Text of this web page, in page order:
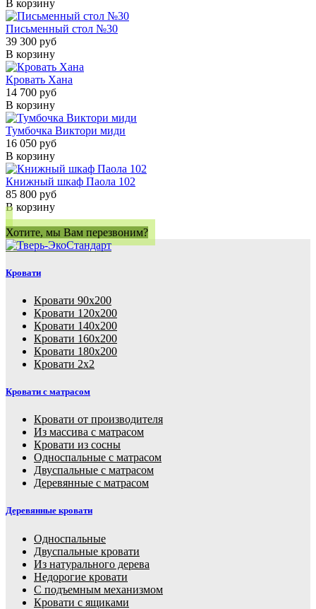
В корзину
Письменный стол №30
39 300 руб
В корзину
Кровать Хана
14 700 руб
В корзину
Тумбочка Виктори миди
16 050 руб
В корзину
Книжный шкаф Паола 102
85 800 руб
В корзину
Хотите, мы Вам перезвоним?
Кровати
Кровати 90х200
Кровати 120х200
Кровати 140х200
Кровати 160х200
Кровати 180х200
Кровати 2х2
Кровати с матрасом
Кровати от производителя
Из массива с матрасом
Кровати из сосны
Односпальные с матрасом
Двуспальные с матрасом
Деревянные с матрасом
Деревянные кровати
Односпальные
Двуспальные кровати
Из натурального дерева
Недорогие кровати
С подъемным механизмом
Кровати с ящиками